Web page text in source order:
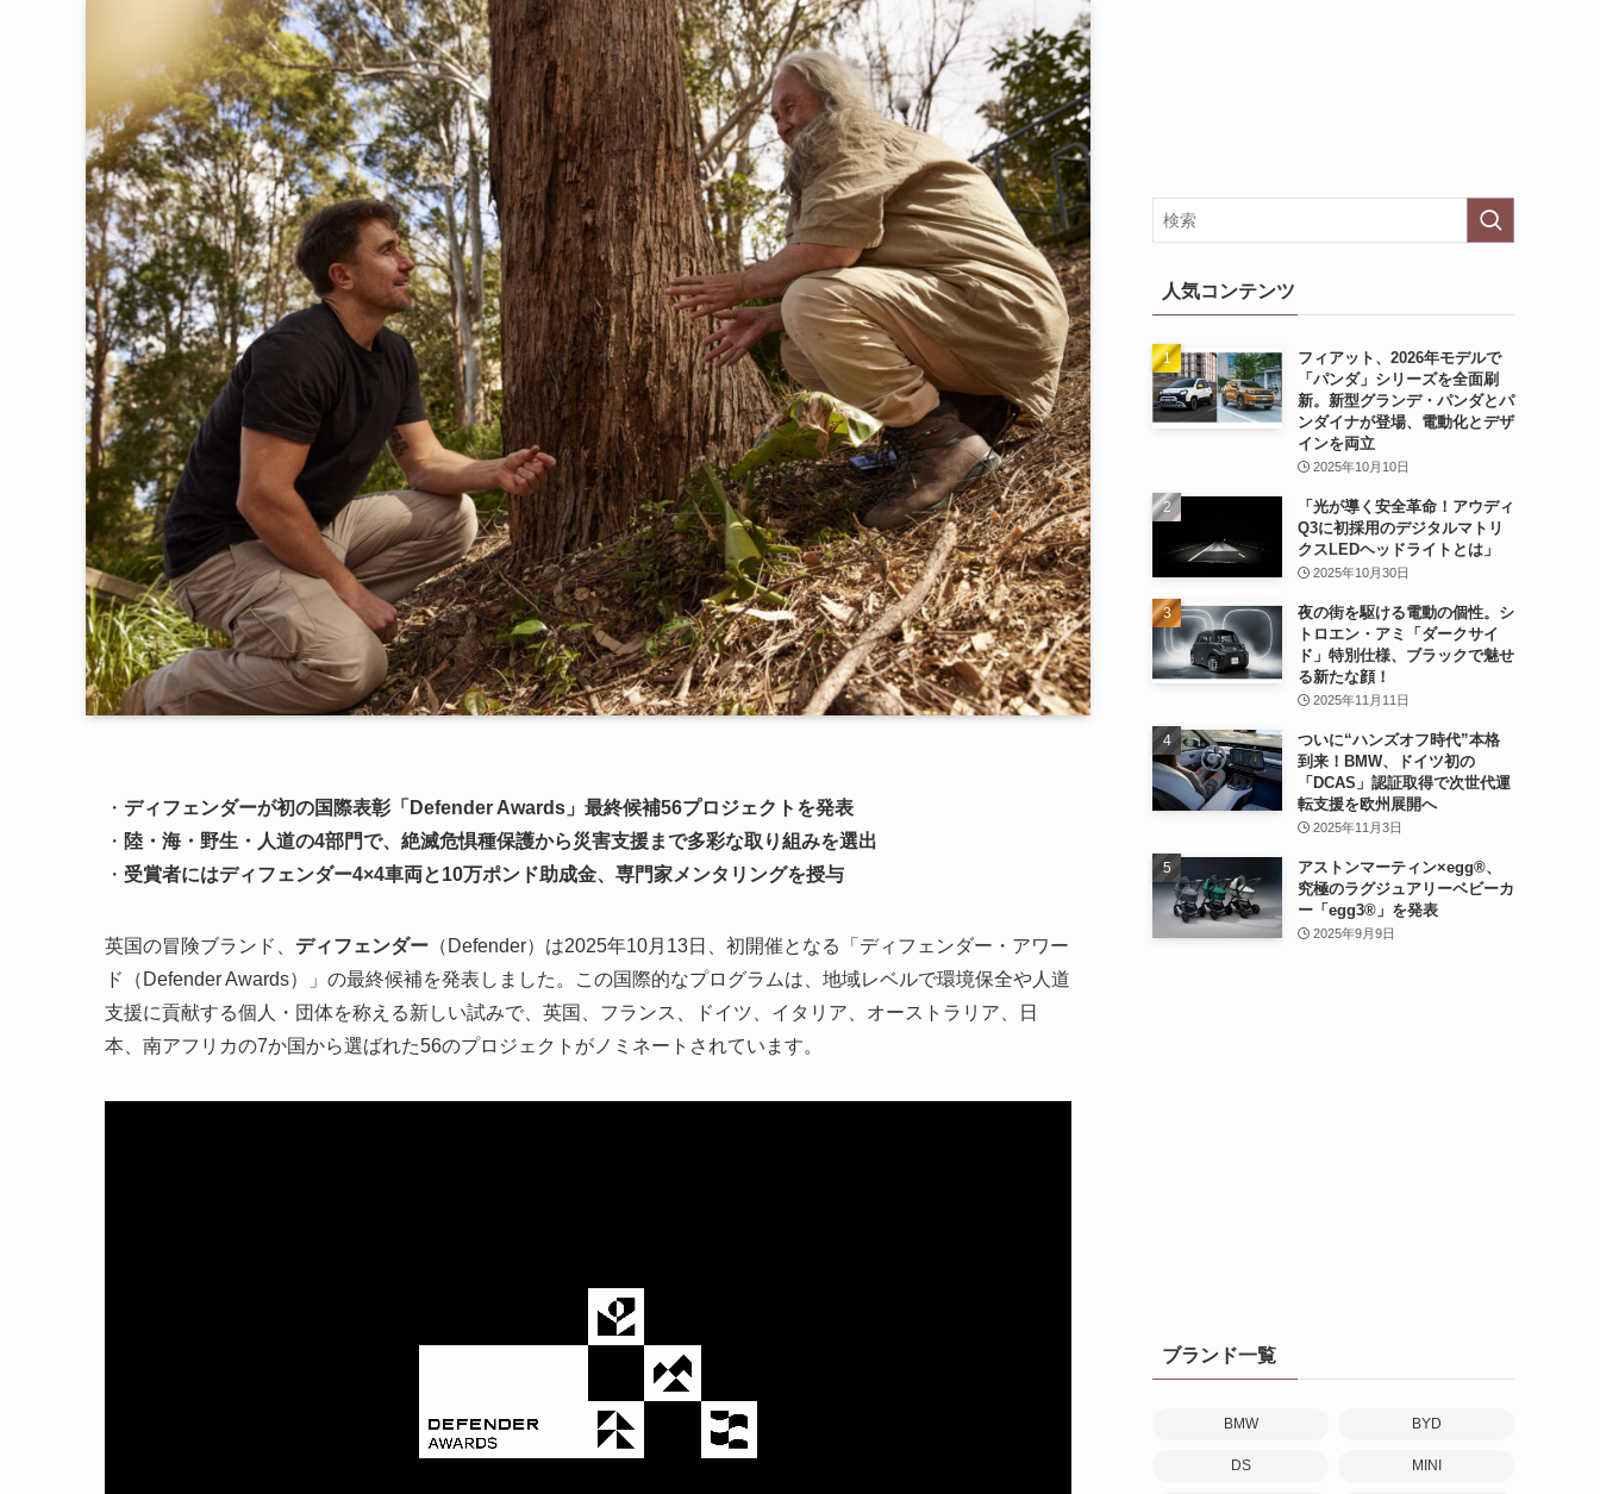
・ ディフェンダーが初の国際表彰「Defender Awards」最終候補56プロジェクトを発表
・ 陸・海・野生・人道の4部門で、絶滅危惧種保護から災害支援まで多彩な取り組みを選出
・ 受賞者にはディフェンダー4×4車両と10万ポンド助成金、専門家メンタリングを授与
英国の冒険ブランド、 ディフェンダー （Defender）は2025年10月13日、初開催となる「ディフェンダー・アワー
ド（Defender Awards）」の最終候補を発表しました。この国際的なプログラムは、地域レベルで環境保全や人道
支援に貢献する個人・団体を称える新しい試みで、英国、フランス、ドイツ、イタリア、オーストラリア、日
本、南アフリカの7か国から選ばれた56のプロジェクトがノミネートされています。
人気コンテンツ
フィアット、2026年モデルで
「パンダ」シリーズを全面刷
新。新型グランデ・パンダとパ
ンダイナが登場、電動化とデザ
インを両立
2025年10月10日
「光が導く安全革命！アウディ
Q3に初採用のデジタルマトリ
クスLEDヘッドライトとは」
2025年10月30日
夜の街を駆ける電動の個性。シ
トロエン・アミ「ダークサイ
ド」特別仕様、ブラックで魅せ
る新たな顔！
2025年11月11日
ついに“ハンズオフ時代”本格
到来！BMW、ドイツ初の
「DCAS」認証取得で次世代運
転支援を欧州展開へ
2025年11月3日
アストンマーティン×egg®、
究極のラグジュアリーベビーカ
ー「egg3®」を発表
2025年9月9日
ブランド一覧
BMW BYD
DS MINI